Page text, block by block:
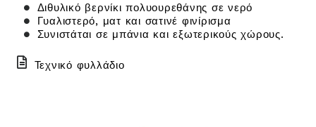
Διθυλικό βερνίκι πολυουρεθάνης σε νερό
Γυαλιστερό, ματ και σατινέ φινίρισμα
Συνιστάται σε μπάνια και εξωτερικούς χώρους.
Τεχνικό φυλλάδιο